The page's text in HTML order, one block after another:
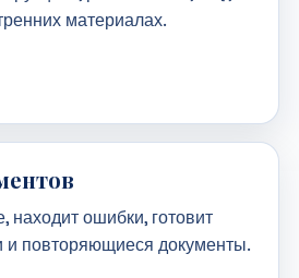
материалах.
находит ошибки, готовит
и повторяющиеся документы.